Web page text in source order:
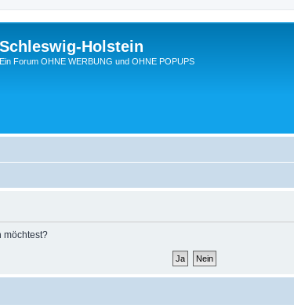
Holstein
Forum OHNE WERBUNG und OHNE POPUPS
möchtest?